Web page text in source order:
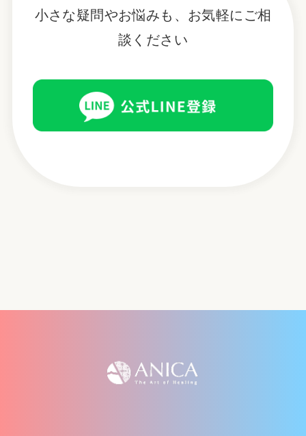
小さな疑問やお悩みも、お気軽にご相
談ください